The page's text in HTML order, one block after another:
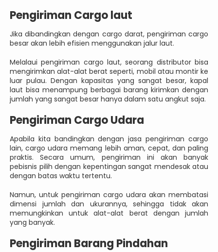
Pengiriman Cargo laut
Jika dibandingkan dengan cargo darat, pengiriman cargo
besar akan lebih efisien menggunakan jalur laut.
Melalaui pengiriman cargo laut, seorang distributor bisa
mengirimkan alat-alat berat seperti, mobil atau montir ke
luar pulau. Dengan kapasitas yang sangat besar, kapal
laut bisa menampung berbagai barang kirimkan dengan
jumlah yang sangat besar hanya dalam satu angkut saja.
Pengiriman Cargo Udara
Apabila kita bandingkan dengan jasa pengiriman cargo
lain, cargo udara memang lebih aman, cepat, dan paling
praktis. Secara umum, pengiriman ini akan banyak
pebisnis pilih dengan kepentingan sangat mendesak atau
dengan batas waktu tertentu.
Namun, untuk pengiriman cargo udara akan membatasi
dimensi jumlah dan ukurannya, sehingga tidak akan
memungkinkan untuk alat-alat berat dengan jumlah
yang banyak.
Pengiriman Barang Pindahan